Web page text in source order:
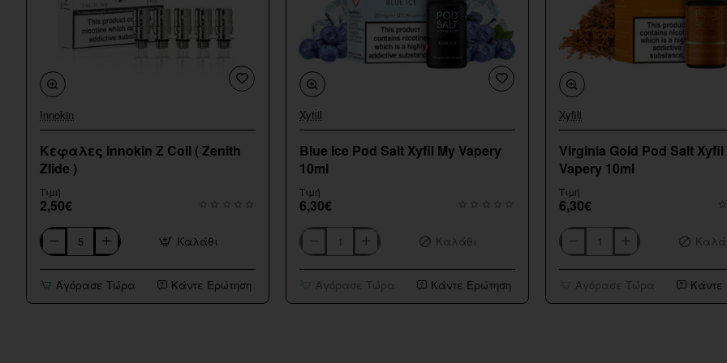
Innokin
Κεφαλες Innokin Z Coil ( Zenith
Zlide )
Τιμή
2,50€
Κεφαλες
Innokin
Z
Coil
Καλάθι
Αγόρασε Τώρα Κάντε Ερώτηση
Εξαντληθηκε
Xyfill
Blue Ice Pod Salt Xyfil My Vapery
10ml
Τιμή
6,30€
Blue
Ice
Pod
Salt
Καλάθι
Αγόρασε Τώρα Κάντε Ερώτηση
Εξαντληθηκε
Xyfill
Virginia Gold Pod Salt Xyfil
Vapery 10ml
Τιμή
6,30€
Virginia
Gold
Pod
SaltΑγόρασε Τώρα Κάντε